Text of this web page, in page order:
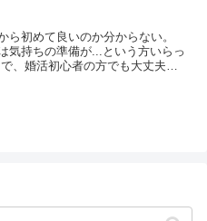
初めて良いのか分からない。
気持ちの準備が...という方いらっ